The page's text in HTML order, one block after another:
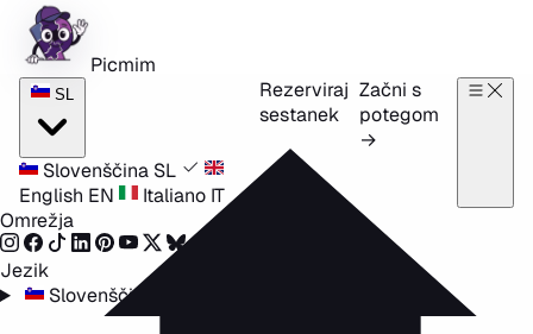
Preskoči na vsebino
Picmim
SL
Slovenščina SL
English EN Italiano IT
Rezerviraj
sestanek
Začni s
potegom
→
Omrežja
Jezik
Slovenščina